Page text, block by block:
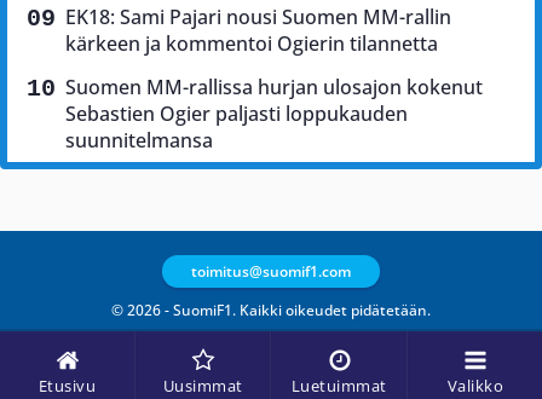
Etusivu Uusimmat Luetuimmat Valikko
EK18: Sami Pajari nousi Suomen MM-rallin
kärkeen ja kommentoi Ogierin tilannetta
Suomen MM-rallissa hurjan ulosajon kokenut
Sebastien Ogier paljasti loppukauden
suunnitelmansa
© 2026 - SuomiF1. Kaikki oikeudet pidätetään.
toimitus@suomif1.com